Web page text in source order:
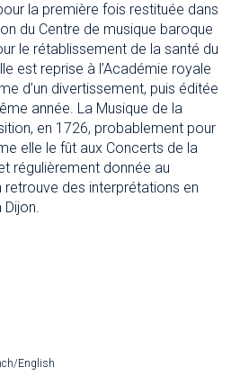
la première fois restituée dans
du Centre de musique baroque
le rétablissement de la santé du
est reprise à l’Académie royale
d’un divertissement, puis éditée
année. La Musique de la
en 1726, probablement pour
elle le fût aux Concerts de la
régulièrement donnée au
retrouve des interprétations en
English